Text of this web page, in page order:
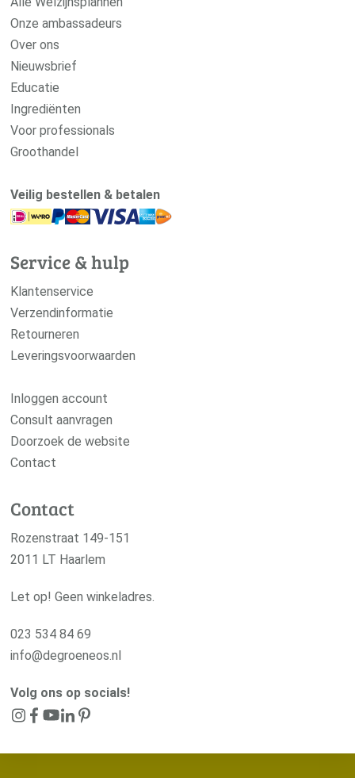
Onze ambassadeurs
Over ons
Nieuwsbrief
Educatie
Ingrediënten
Voor professionals
Groothandel
Veilig bestellen & betalen
Service & hulp
Klantenservice
Verzendinformatie
Retourneren
Leveringsvoorwaarden
Inloggen account
Consult aanvragen
Doorzoek de website
Contact
Contact
Rozenstraat 149-151
2011 LT Haarlem
Let op! Geen winkeladres.
023 534 84 69
info@degroeneos.nl
Volg ons op socials!